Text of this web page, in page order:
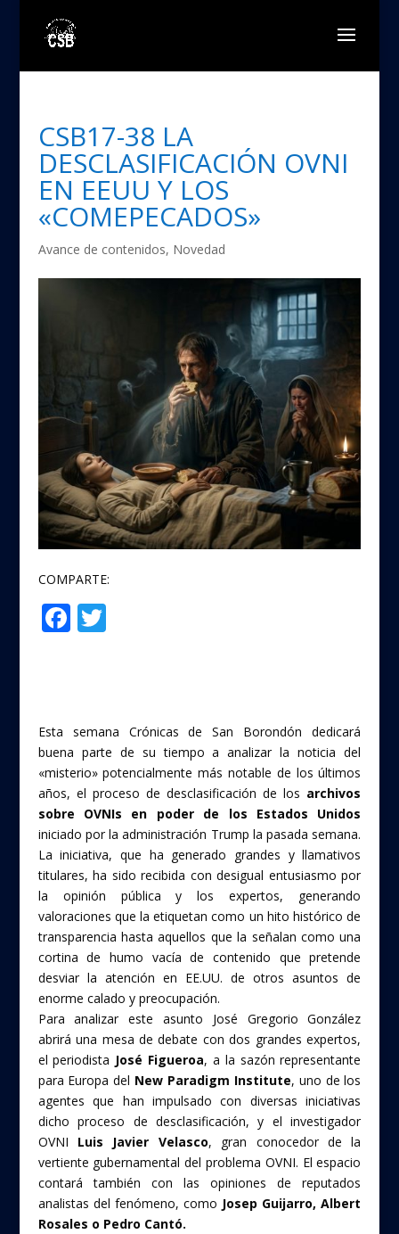
CSB17-38 LA
DESCLASIFICACIÓN OVNI
EN EEUU Y LOS
«COMEPECADOS»
Avance de contenidos, Novedad
COMPARTE:
F
o
o
k
T
Esta semana Crónicas de San Borondón dedicará
buena parte de su tiempo a analizar la noticia del
«misterio» potencialmente más notable de los últimos
años, el proceso de desclasificación de los archivos
sobre OVNIs en poder de los Estados Unidos
iniciado por la administración Trump la pasada semana.
La iniciativa, que ha generado grandes y llamativos
titulares, ha sido recibida con desigual entusiasmo por
la opinión pública y los expertos, generando
valoraciones que la etiquetan como un hito histórico de
transparencia hasta aquellos que la señalan como una
cortina de humo vacía de contenido que pretende
desviar la atención en EE.UU. de otros asuntos de
enorme calado y preocupación.
Para analizar este asunto José Gregorio González
abrirá una mesa de debate con dos grandes expertos,
el periodista José Figueroa, a la sazón representante
para Europa del New Paradigm Institute, uno de los
agentes que han impulsado con diversas iniciativas
dicho proceso de desclasificación, y el investigador
OVNI Luis Javier Velasco, gran conocedor de la
vertiente gubernamental del problema OVNI. El espacio
contará también con las opiniones de reputados
analistas del fenómeno, como Josep Guijarro, Albert
Rosales o Pedro Cantó.